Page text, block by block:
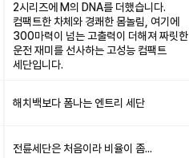
2시리즈에 M의 DNA를 더했습니다.
컴팩트한 차체와 경쾌한 몸놀림, 여기에
300마력이 넘는 고출력이 더해져 짜릿한
운전 재미를 선사하는 고성능 컴팩트
세단입니다.
해치백보다 폼나는 엔트리 세단
전륜세단은 처음이라 비율이 좀...